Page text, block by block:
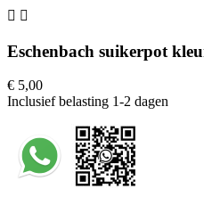
 
Eschenbach suikerpot
€ 5,00
Inclusief belasting 1-2 dagen